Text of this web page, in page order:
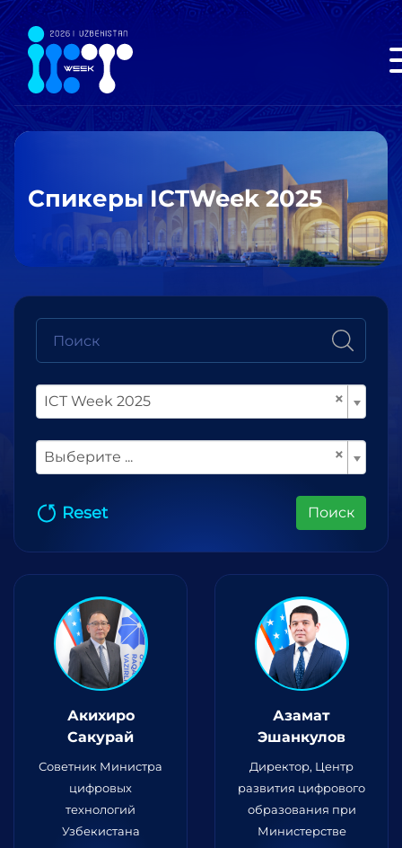
Спикеры ICTWeek 2025
×
ICT Week 2025
×
Выберите ...
Reset Поиск
Акихиро
Сакурай
Советник Министра
цифровых
технологий
Узбекистана
Азамат
Эшанкулов
Директор, Центр
развития цифрового
образования при
Министерстве